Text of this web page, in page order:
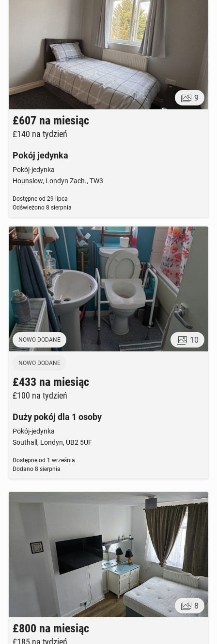
9
£607 na miesiąc
£140 na tydzień
Pokój jedynka
Pokój-jedynka
Hounslow, Londyn Zach., TW3
Dostępne od 29 lipca
Odświeżono 8 sierpnia
NOWO DODANE 10
NOWO DODANE
£433 na miesiąc
£100 na tydzień
Duży pokój dla 1 osoby
Pokój-jedynka
Southall, Londyn, UB2 5UF
Dostępne od 1 września
Dodano 8 sierpnia
8
£800 na miesiąc
£185 na tydzień